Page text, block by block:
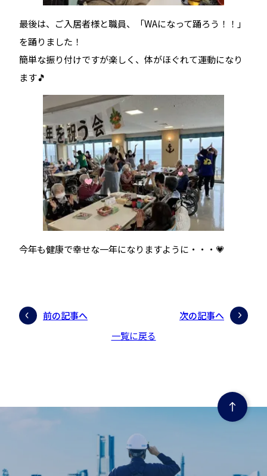
最後は、ご入居者様と職員、「WAになって踊ろう！！」
を踊りました！
簡単な振り付けですが楽しく、体がほぐれて運動になり
ます🎵
今年も健康で幸せな一年になりますように・・・💗
前の記事へ
一覧に戻る
次の記事へ
ページの先頭にもどる